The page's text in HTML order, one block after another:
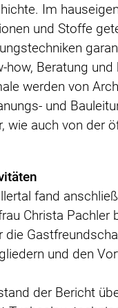
Im
und Stoffe
how, Beratung
werden von
und
wie auch von der
fand
Christa Pachler
die
und den
der Bericht